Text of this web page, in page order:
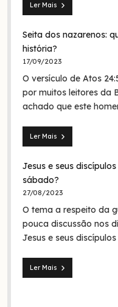
Ler Mais
Mateus
O
batismo
de
era
em
nome
Seita dos nazarenos:
história?
17/09/2023
O versículo de Atos
por muitos leitores da
achado que este
Ler Mais
Seita
nazarenos:
quem
foram
na
Bíblia
Jesus e seus
sábado?
27/08/2023
O tema a respeito da
pouca discussão nos
Jesus e seus
Ler Mais
Jesus